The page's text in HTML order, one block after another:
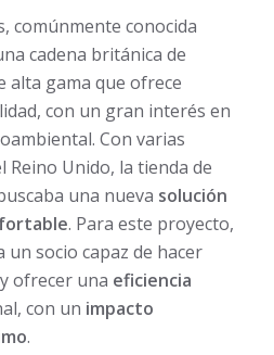
comúnmente conocida
cadena británica de
alta gama que ofrece
con un gran interés en
Con varias
Reino Unido, la tienda de
una nueva solución
. Para este proyecto,
un socio capaz de hacer
ofrecer una eficiencia
con un impacto
.